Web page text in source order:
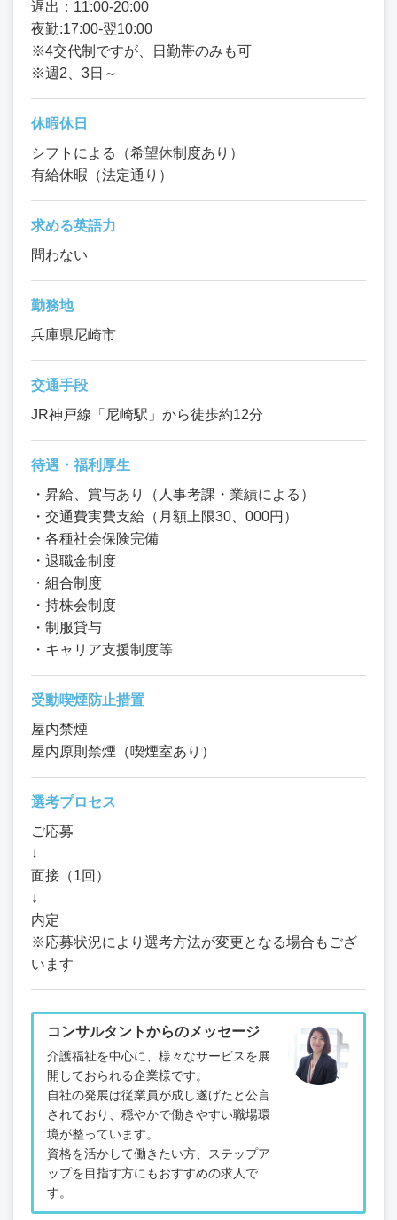
遅出：11:00-20:00
夜勤:17:00-翌10:00
※4交代制ですが、日勤帯のみも可
※週2、3日～
休暇休日
シフトによる（希望休制度あり）
有給休暇（法定通り）
求める英語力
問わない
勤務地
兵庫県尼崎市
交通手段
JR神戸線「尼崎駅」から徒歩約12分
待遇・福利厚生
・昇給、賞与あり（人事考課・業績による）
・交通費実費支給（月額上限30、000円）
・各種社会保険完備
・退職金制度
・組合制度
・持株会制度
・制服貸与
・キャリア支援制度等
受動喫煙防止措置
屋内禁煙
屋内原則禁煙（喫煙室あり）
選考プロセス
ご応募
↓
面接（1回）
↓
内定
※応募状況により選考方法が変更となる場合もござ
います
コンサルタントからのメッセージ
介護福祉を中心に、様々なサービスを展
開しておられる企業様です。
自社の発展は従業員が成し遂げたと公言
されており、穏やかで働きやすい職場環
境が整っています。
資格を活かして働きたい方、ステップア
ップを目指す方にもおすすめの求人で
す。